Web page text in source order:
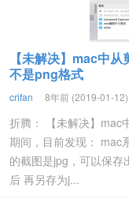
【未解决】mac中
不是png格式
crifan 8年前 (2019-01-12)
折腾： 【未解决】mac
期间，目前发现： mac
的截图是jpg，可以保
后 再另存为j...